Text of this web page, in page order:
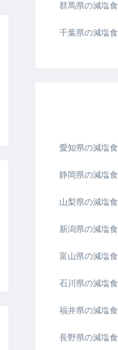
群馬県の減塩食
千葉県の減塩食
愛知県の減塩食
静岡県の減塩食
山梨県の減塩食
新潟県の減塩食
富山県の減塩食
石川県の減塩食
福井県の減塩食
長野県の減塩食